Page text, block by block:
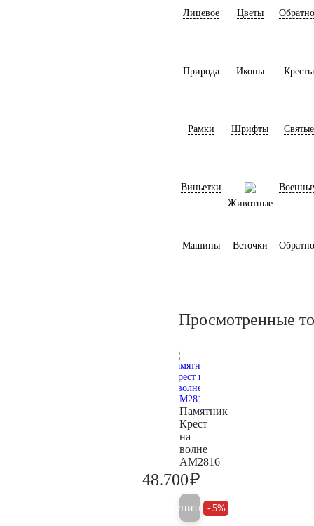
Лицевое Цветы
Природа Иконы Кресты
Рамки Шрифты Святые
Виньетки
Животные
Машины Веточки
Просмотренные
Памятник
Крест
на
волне
AM2816
48.700₽
Купить 5%